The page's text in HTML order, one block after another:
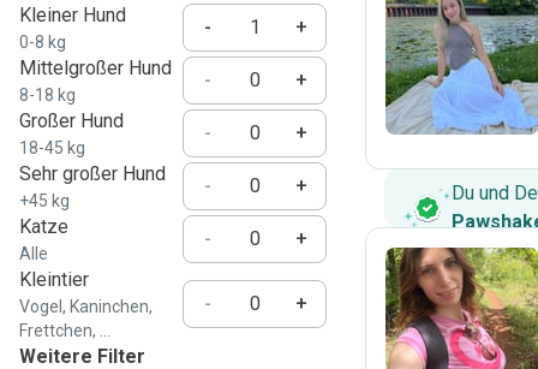
Kleiner Hund
0-8 kg
-
+
Mittelgroßer Hund
8-18 kg
-
+
Großer Hund
18-45 kg
-
+
Sehr großer Hund
+45 kg
-
+
Katze
Alle
-
+
Kleintier
Vogel, Kaninchen,
Frettchen, ...
- +
Weitere Filter
V
Du und
E